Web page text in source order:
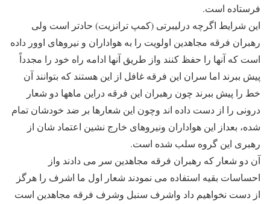
فرستاده است.
این شرایط اگرچه درلیبرتی (کمپ ترانزیت) حادتر است ولی
رهبران فرقه مجاهدین اولویت را به هواداران و نیروهای اوور داده
است که آنها را حفظ کنند واز طریق آنها ادامه راه خود را مجدداً
پیش ببرند اما سران این فرقه غافل از این هستند که بتوانند آن
خط را پیش ببرند چون رهبران این فرقه دراین ماهها دو شعار
درونی را از دست داده اند وچون این شعارها بر ضد خودشان تمام
شده، بعداز این هواداران ونیروهای خارج نشین اعتماد شان از
رهبری این گروه سلب شده است.
آن دو شعار که رهبران فرقه مجاهدین سر می دادند واز
احساسات بقیه استفاده می نمودند شعار اول ما اشرف را هرگز
از دست نخواهیم داد واشرف سنبل وشرف فرقه مجاهدین است